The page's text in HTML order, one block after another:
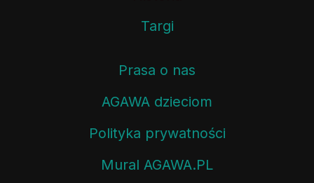
Targi
Prasa o nas
AGAWA dzieciom
Polityka prywatności
Mural AGAWA.PL